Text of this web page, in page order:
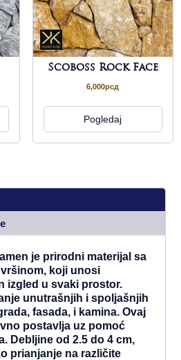
Scoboss Rock Face
6,000рсд
Pogledaj
je prirodni materijal sa
koji unosi
izgled u svaki prostor.
unutrašnjih i spoljašnjih
fasada, i kamina. Ovaj
postavlja uz pomoć
Debljine od 2.5 do 4 cm,
prianjanje na različite